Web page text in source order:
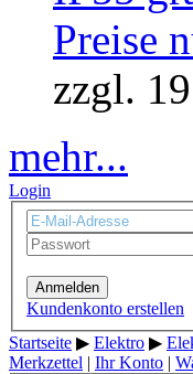
Preise
zzgl.
mehr...
Login
Anmelden
Kundenkonto erstellen
Startseite ▶ Elektro ▶
Merkzettel | Ihr Konto |